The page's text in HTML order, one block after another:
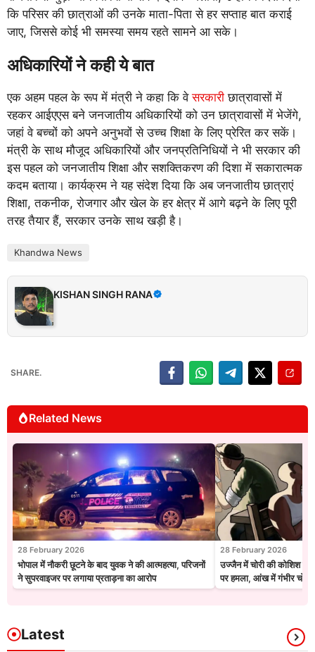
कि परिसर की छात्राओं की उनके माता-पिता से हर सप्ताह बात कराई
जाए, जिससे कोई भी समस्या समय रहते सामने आ सके।
अधिकारियों ने कही ये बात
एक अहम पहल के रूप में मंत्री ने कहा कि वेसरकारी छात्रावासों में
रहकर आईएएस बने जनजातीय अधिकारियों को उन छात्रावासों में भेजेंगे,
जहां वे बच्चों को अपने अनुभवों से उच्च शिक्षा के लिए प्रेरित कर सकें।
मंत्री के साथ मौजूद अधिकारियों और जनप्रतिनिधियों ने भी सरकार की
इस पहल को जनजातीय शिक्षा और सशक्तिकरण की दिशा में सकारात्मक
कदम बताया। कार्यक्रम ने यह संदेश दिया कि अब जनजातीय छात्राएं
शिक्षा, तकनीक, रोजगार और खेल के हर क्षेत्र में आगे बढ़ने के लिए पूरी
तरह तैयार हैं, सरकार उनके साथ खड़ी है।
Khandwa News
KISHAN SINGH RANA
SHARE.
Related News
28 February 2026
भोपाल में नौकरी छूटने के बाद युवक ने की आत्महत्या, परिजनों
ने सुपरवाइजर पर लगाया प्रताड़ना का आरोप
28 February 2026
उज्जैन में चोरी की कोशिश
पर हमला, आंख में गंभीर चोट
Latest